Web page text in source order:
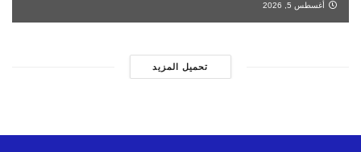
أغسطس 5, 2026
تحميل المزيد